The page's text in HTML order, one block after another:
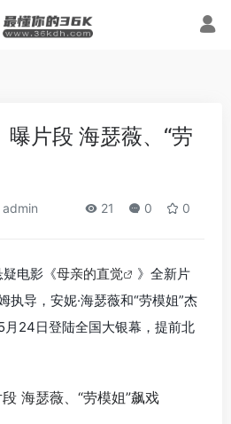
曝片段 海瑟薇、“劳
admin 21 0 0
电影《母亲的直觉
》全新片
执导，安妮·海瑟薇和“劳模姐”杰
月24日登陆全国大银幕，提前北